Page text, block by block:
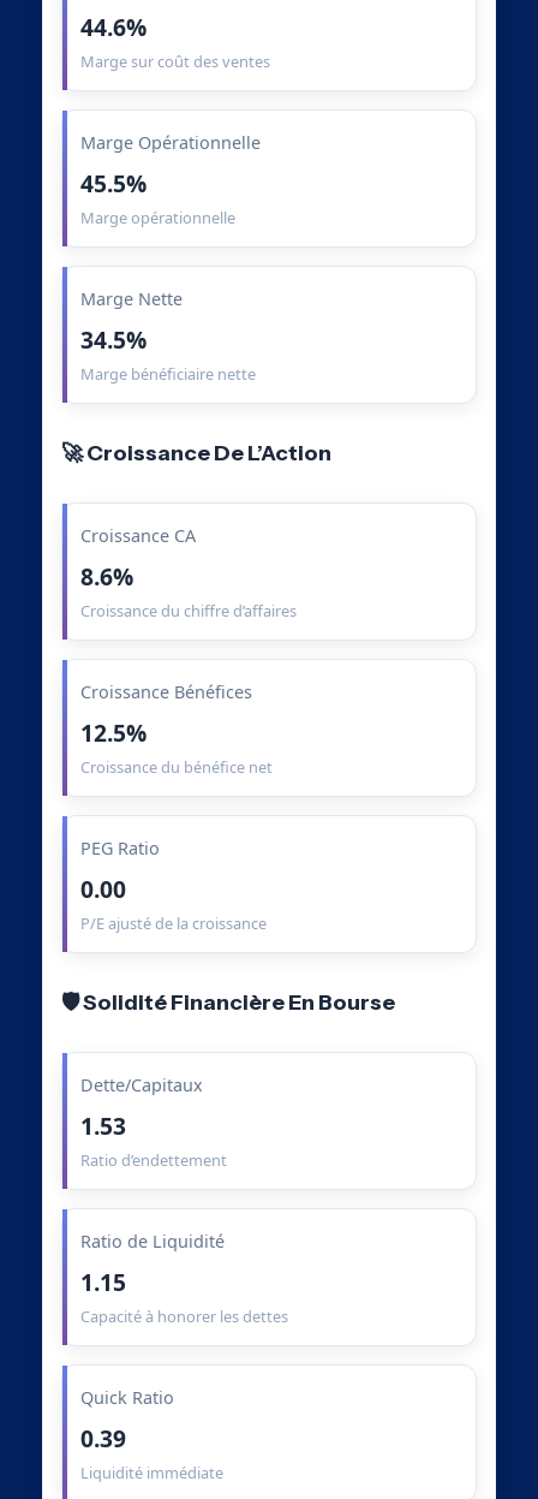
44.6%
Marge sur coût des ventes
Marge Opérationnelle
45.5%
Marge opérationnelle
Marge Nette
34.5%
Marge bénéficiaire nette
🚀 Croissance De L’Action
Croissance CA
8.6%
Croissance du chiffre d’affaires
Croissance Bénéfices
12.5%
Croissance du bénéfice net
PEG Ratio
0.00
P/E ajusté de la croissance
🛡️ Solidité Financière En Bourse
Dette/Capitaux
1.53
Ratio d’endettement
Ratio de Liquidité
1.15
Capacité à honorer les dettes
Quick Ratio
0.39
Liquidité immédiate